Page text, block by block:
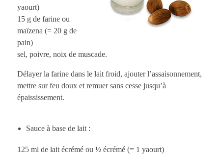
yaourt)
15 g de farine ou
maïzena (= 20 g de
pain)
sel, poivre, noix de muscade.
Délayer la farine dans le lait froid, ajouter l’assaisonnement,
mettre sur feu doux et remuer sans cesse jusqu’à
épaississement.
Sauce à base de lait :
125 ml de lait écrémé ou ½ écrémé (= 1 yaourt)